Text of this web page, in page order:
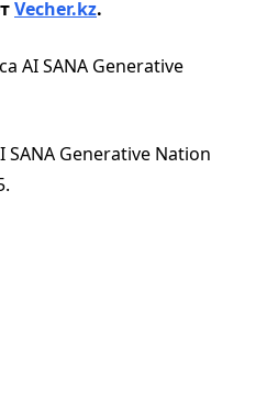
Vecher.kz.
AI SANA Generative
Generative Nation